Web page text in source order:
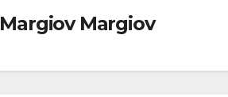
Margiov Margiov